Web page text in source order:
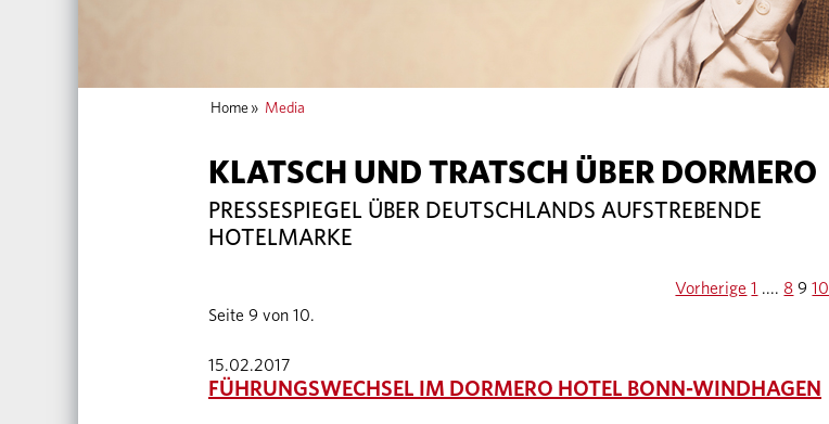
Home » Media
KLATSCH UND TRATSCH ÜBER DORMERO
PRESSESPIEGEL ÜBER DEUTSCHLANDS AUFSTREBENDE
HOTELMARKE
Seite 9 von 10.
Vorherige 1 .... 8 9 10
15.02.2017
FÜHRUNGSWECHSEL IM DORMERO HOTEL BONN-WINDHAGEN